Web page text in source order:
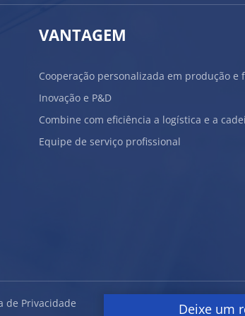
VANTAGEM
Cooperação personalizada em produção e
Inovação e P&D
Combine com eficiência a logística e a
Equipe de serviço profissional
de Privacidade Deixe um